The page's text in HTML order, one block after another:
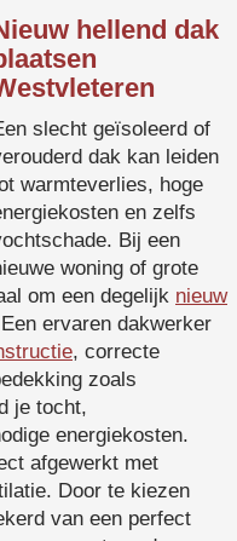
hellend dak
slecht geïsoleerd of
dak kan leiden
warmteverlies, hoge
en zelfs
Bij een
woning of grote
om een degelijk nieuw
ervaren dakwerker
, correcte
zoals
je tocht,
energiekosten.
afgewerkt met
Door te kiezen
van een perfect